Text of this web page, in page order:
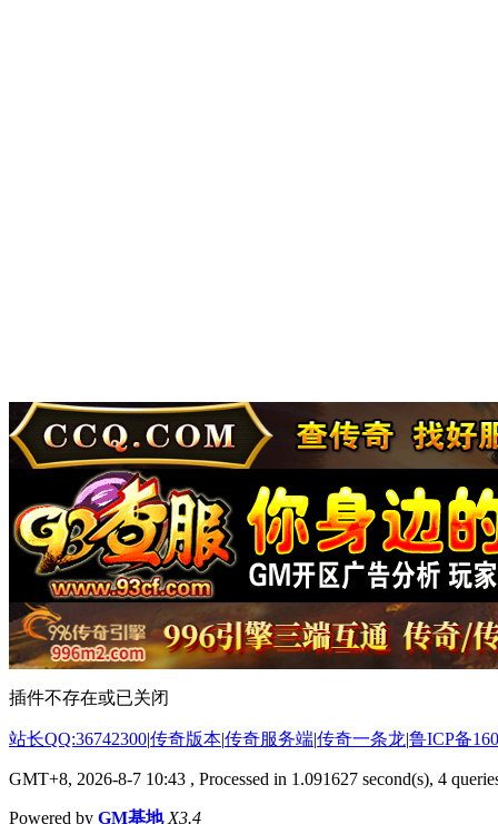
插件不存在或已关闭
站长QQ:36742300|传奇版本|传奇服务端|传奇一条龙|鲁ICP备
GMT+8, 2026-8-7 10:43 , Processed in 1.091627 second(s), 4
Powered by GM基地 X3.4